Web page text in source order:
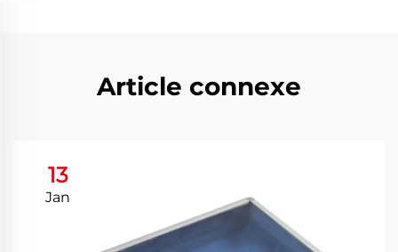
Article connexe
13
Jan